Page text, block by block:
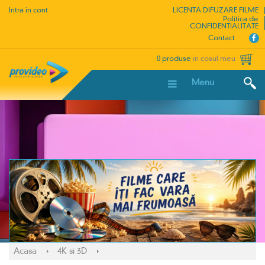
Intra in cont
LICENTA DIFUZARE FILME
Politica de
CONFIDENTIALITATE
Contact
0 produse in cosul meu
Menu
Acasa 4K si 3D